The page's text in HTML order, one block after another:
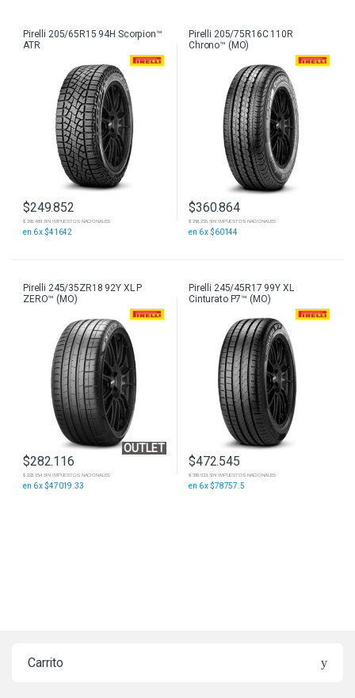
Pirelli 205/65R15 94H Scorpion™
ATR
$249.852
$ 206.489 SIN IMPUESTOS NACIONALES
en 6 x $41642
Pirelli 205/75R16C 110R
Chrono™ (MO)
$360.864
$ 298.235 SIN IMPUESTOS NACIONALES
en 6 x $60144
Pirelli 245/35ZR18 92Y XL P
ZERO™ (MO)
OUTLET
$282.116
$ 233.154 SIN IMPUESTOS NACIONALES
en 6 x $47019.33
Pirelli 245/45R17 99Y XL
Cinturato P7™ (MO)
$472.545
$ 390.533 SIN IMPUESTOS NACIONALES
en 6 x $78757.5
Carrito